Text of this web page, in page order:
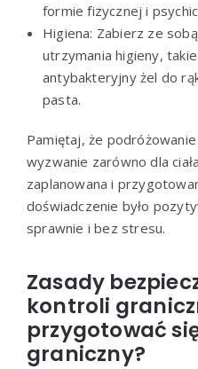
formie fizycznej i
Higiena: Zabierz ze
utrzymania higieny,
antybakteryjny żel do
pasta.
Pamiętaj, że
wyzwanie zarówno dla
zaplanowana i
doświadczenie było
sprawnie i bez stresu.
Zasady
kontroli
przygotować
graniczny?